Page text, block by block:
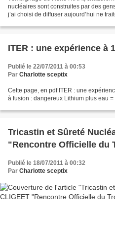
nucléaires sont construites par des
j’ai choisi de diffuser aujourd’hui ne
ITER : une expérience à
Publié le 22/07/2011 à 00:53
Par Charlotte sceptix
Cette page, en pdf ITER : une
à fusion : dangereux Lithium plus eau
Tricastin et Sûreté
"Rencontre Officielle du
Publié le 18/07/2011 à 00:32
Par Charlotte sceptix